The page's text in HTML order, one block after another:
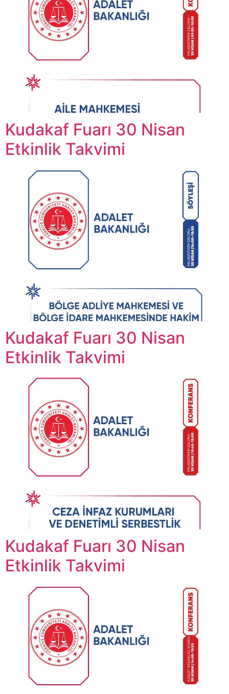
Kudakaf Fuarı 30 Nisan
Etkinlik Takvimi
Kudakaf Fuarı 30 Nisan
Etkinlik Takvimi
Kudakaf Fuarı 30 Nisan
Etkinlik Takvimi